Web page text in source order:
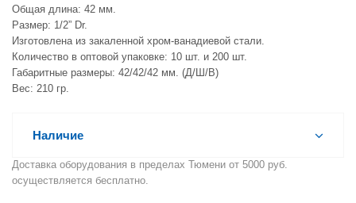
Общая длина: 42 мм.
Размер: 1/2” Dr.
Изготовлена из закаленной хром-ванадиевой стали.
Количество в оптовой упаковке: 10 шт. и 200 шт.
Габаритные размеры: 42/42/42 мм. (Д/Ш/В)
Вес: 210 гр.
Наличие
Доставка оборудования в пределах Тюмени от 5000 руб.
осуществляется бесплатно.